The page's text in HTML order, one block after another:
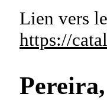
Lien vers
https://